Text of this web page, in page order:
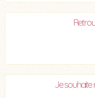
Je souhaite